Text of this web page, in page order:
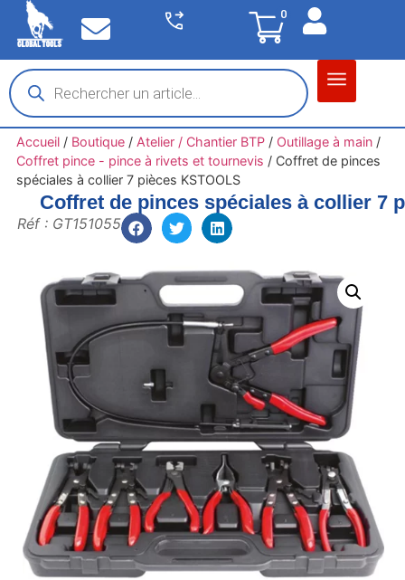
0
Accueil/ Boutique/ Atelier / Chantier BTP/ Outillage à main/
Coffret pince - pince à rivets et tournevis / Coffret de pinces
spéciales à collier 7 pièces KSTOOLS
Coffret de pinces spéciales à collier 7
Réf : GT151055